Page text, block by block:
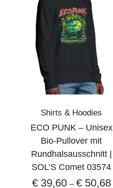
Shirts & Hoodies
ECO PUNK – Unisex
Bio-Pullover mit
Rundhalsausschnitt |
SOL’S Comet 03574
€39,60– €50,68